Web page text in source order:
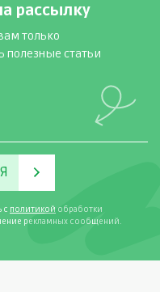
рассылку
только
полезные статьи
с политикой обработки
рекламных сообщений.